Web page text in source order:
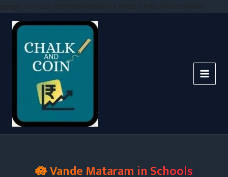
🪷 Vande Mataram in Schools